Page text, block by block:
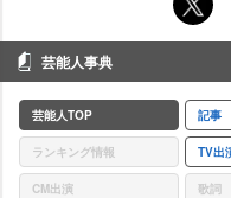
芸能人事典
芸能人TOP 記事
ランキング情報 TV出
CM出演 歌詞